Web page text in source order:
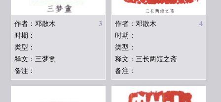
3
作者：邓散木
时期：
类型：
释文：三梦盦
备注：
4
作者：邓散木
时期：
类型：
释文：三长两短之斋
备注：